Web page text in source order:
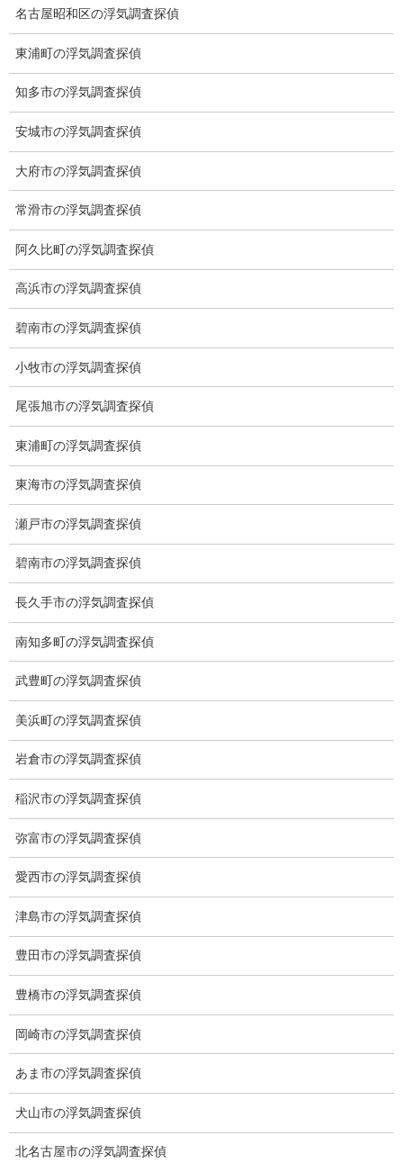
ブログ
次の記事
犬の散歩
2025-06-08
愛知県名古屋市中区栄3-7ｰ4
Toshin.Sakuraビル 10F
愛知県名古屋市中区新栄2丁目41-11
ベストビル6B
子供のお迎え、パート、お仕事の都合などで、お時間のない方、
愛知県内でご面談場所のご要望がございましたら、お申し付けく
名古屋昭和区の浮気調査探偵
東浦町の浮気調査探偵
知多市の浮気調査探偵
安城市の浮気調査探偵
大府市の浮気調査探偵
常滑市の浮気調査探偵
阿久比町の浮気調査探偵
高浜市の浮気調査探偵
碧南市の浮気調査探偵
小牧市の浮気調査探偵
尾張旭市の浮気調査探偵
東浦町の浮気調査探偵
東海市の浮気調査探偵
瀬戸市の浮気調査探偵
碧南市の浮気調査探偵
長久手市の浮気調査探偵
南知多町の浮気調査探偵
武豊町の浮気調査探偵
美浜町の浮気調査探偵
岩倉市の浮気調査探偵
稲沢市の浮気調査探偵
弥富市の浮気調査探偵
愛西市の浮気調査探偵
津島市の浮気調査探偵
豊田市の浮気調査探偵
豊橋市の浮気調査探偵
岡崎市の浮気調査探偵
あま市の浮気調査探偵
犬山市の浮気調査探偵
北名古屋市の浮気調査探偵